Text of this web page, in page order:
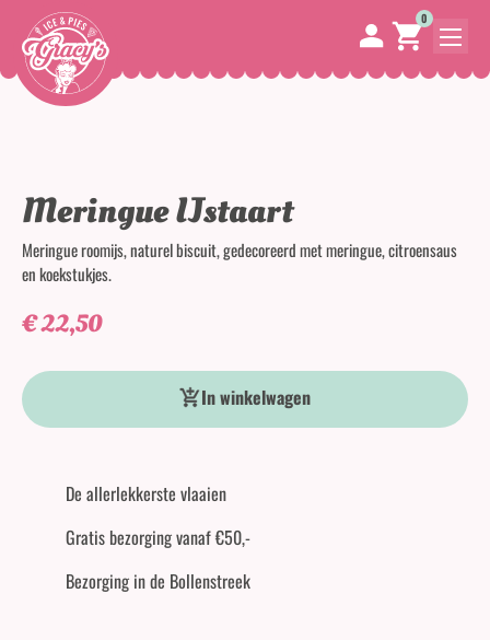
0
Meringue IJstaart
Meringue roomijs, naturel biscuit, gedecoreerd met meringue, citroensaus
en koekstukjes.
€22,50
Meringue IJstaart aantal
In winkelwagen
De allerlekkerste vlaaien
Gratis bezorging vanaf €50,-
Bezorging in de Bollenstreek